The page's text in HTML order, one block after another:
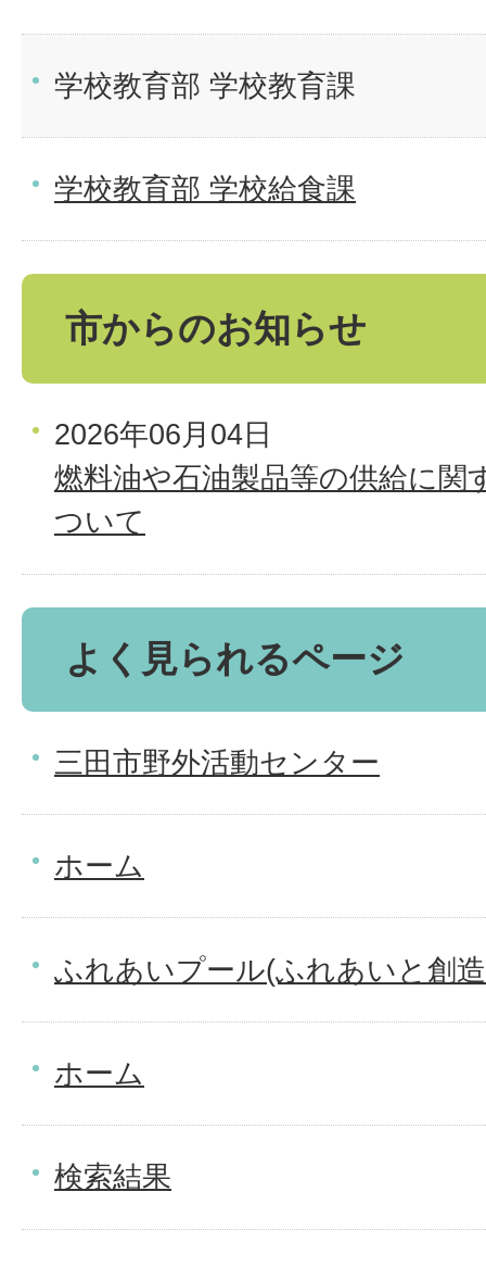
学校教育部 学校教育課
学校教育部 学校給食課
市からのお知らせ
2026年06月04日
燃料油や石油製品等の供給に関
ついて
よく見られるページ
三田市野外活動センター
ホーム
ふれあいプール(ふれあいと創
ホーム
検索結果